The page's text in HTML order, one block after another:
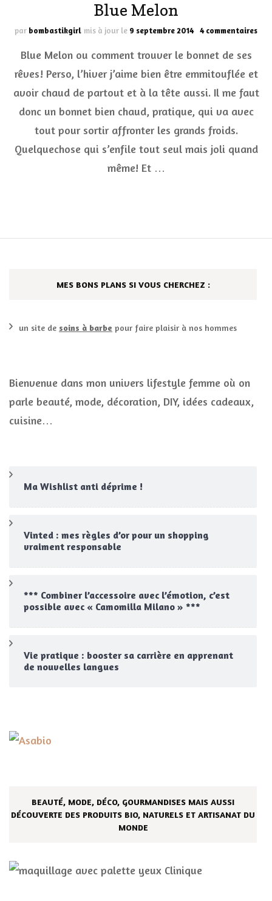
Blue Melon
par bombastikgirl mis à jour le 9 septembre 2014 4 commentairessur
Blue Melon ou comment trouver le bonnet de ses
rêves! Perso, l’hiver j’aime bien être emmitouflée et
avoir chaud de partout et à la tête aussi. Il me faut
donc un bonnet bien chaud, pratique, qui va avec
tout pour sortir affronter les grands froids.
Quelquechose qui s’enfile tout seul mais joli quand
même! Et …
MES BONS PLANS SI VOUS CHERCHEZ :
un site de soins à barbe pour faire plaisir à nos hommes
Bienvenue dans mon univers lifestyle femme où on
parle beauté, mode, décoration, DIY, idées cadeaux,
cuisine…
Ma Wishlist anti déprime !
Vinted : mes règles d’or pour un shopping
vraiment responsable
*** Combiner l’accessoire avec l’émotion, c’est
possible avec « Camomilla Milano » ***
Vie pratique : booster sa carrière en apprenant
de nouvelles langues
BEAUTÉ, MODE, DÉCO, GOURMANDISES MAIS AUSSI
DÉCOUVERTE DES PRODUITS BIO, NATURELS ET ARTISANAT DU
MONDE